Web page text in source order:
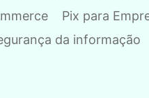
Pix para
da informação